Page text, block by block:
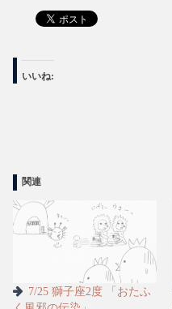
いいね:
関連
7/25 獅子座2度 「おたふ